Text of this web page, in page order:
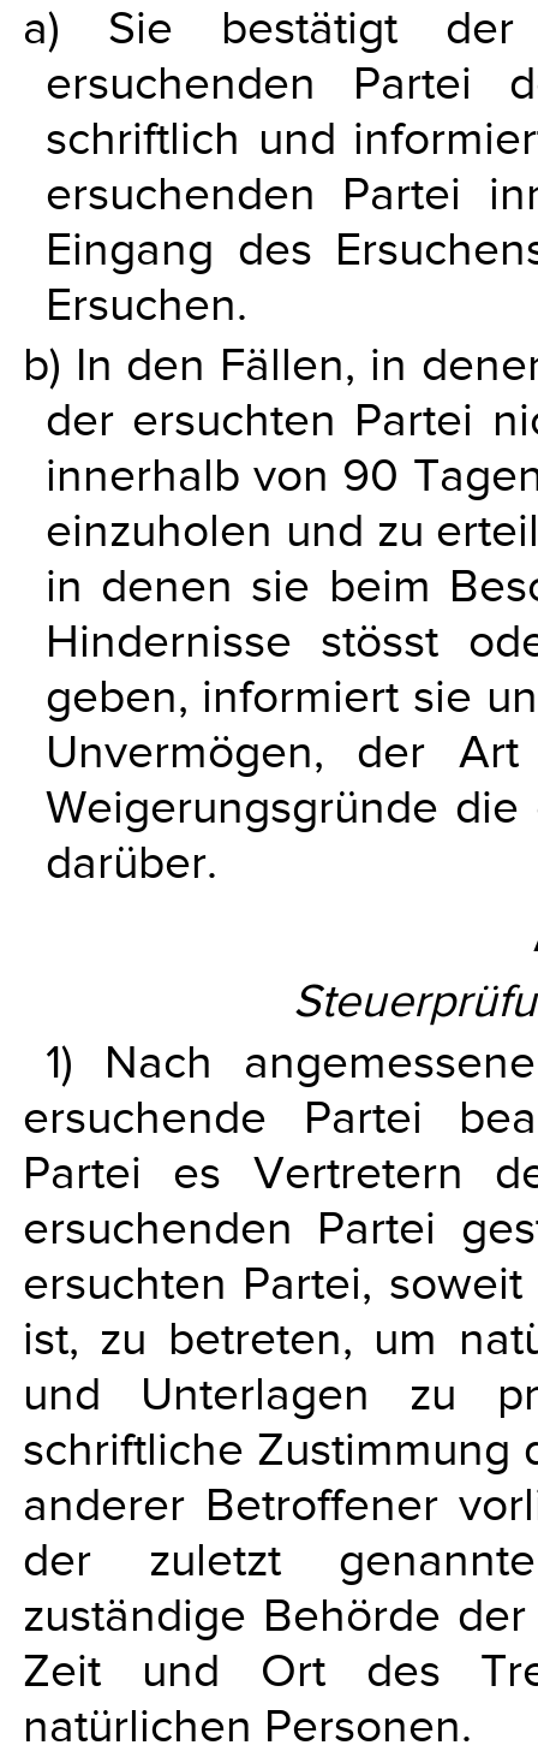
a) Sie bestätigt der
ersuchenden Partei
schriftlich und
ersuchenden Partei
Eingang des
Ersuchen.
b) In den Fällen, in
der ersuchten Partei
innerhalb von 90
einzuholen und zu
in denen sie beim
Hindernisse stösst
geben, informiert sie
Unvermögen, der
Weigerungsgründe
darüber.
1) Nach
ersuchende Partei
Partei es Vertretern
ersuchenden Partei
ersuchten Partei,
ist, zu betreten, um
und Unterlagen zu
schriftliche Zustimmung
anderer Betroffener
der zuletzt
zuständige Behörde
Zeit und Ort des
natürlichen Personen.